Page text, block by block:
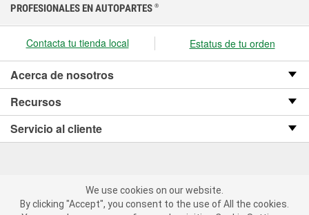
We use cookies on our website. By clicking "Accept", you consent
to the use of All the cookies.
PROFESIONALES EN AUTOPARTES ®
Contacta tu tienda local Estatus de tu orden
Acerca de nosotros
Recursos
Servicio al cliente
Copyright © 2008-2026 O’Reilly Auto Parts v OST_3.2.0.0.729 (3) cv1361
We use cookies on our website.
By clicking "Accept", you consent to the use of All the cookies.